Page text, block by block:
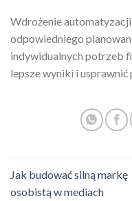
Wdrożenie
odpowiedniego
indywidualnych potrzeb
lepsze wyniki i
Jak budować silną markę
osobistą w mediach